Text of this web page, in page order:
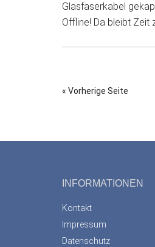
Glasfaserkabel
Offline! Da bleibt Zeit
« Vorherige Seite
INFORMATIONEN
Kontakt
Impressum
Datenschutz